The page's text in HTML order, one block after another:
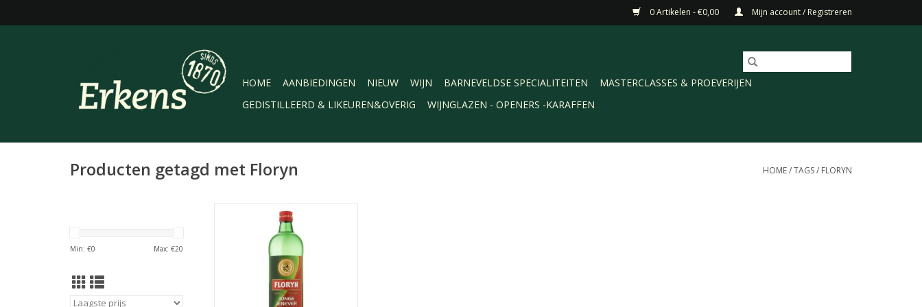
0 Artikelen - €0,00 Mijn account / Registreren
HOME AANBIEDINGEN NIEUW WIJN BARNEVELDSE SPECIALITEITEN
MASTERCLASSES & PROEVERIJEN
GEDISTILLEERD & LIKEUREN&OVERIG
WIJNGLAZEN - OPENERS -KARAFFEN
Producten getagd met Floryn HOME/TAGS/ FLORYN
Min: €0 Max: €20
Floryn Jonge Jenever 100cl. Ha
fijn, ha fijn, een borrel van Floryn!
Jonge Jenever literfles.
TOEVOEGEN AAN WINKELWAGEN